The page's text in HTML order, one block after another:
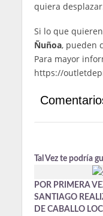
quiera
Si lo que
Ñuñoa, pueden
Para mayor
https://
Tal Vez te podría
POR PRIMERA
SANTIAGO
DE CABALLO